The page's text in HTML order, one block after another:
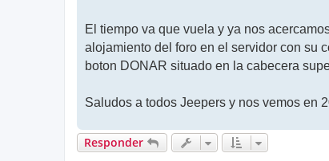
j
e
El tiempo va que vuela y ya nos
alojamiento del foro en el servidor con su
boton DONAR situado en la cabecera
Saludos a todos Jeepers y nos vemos en
Responder